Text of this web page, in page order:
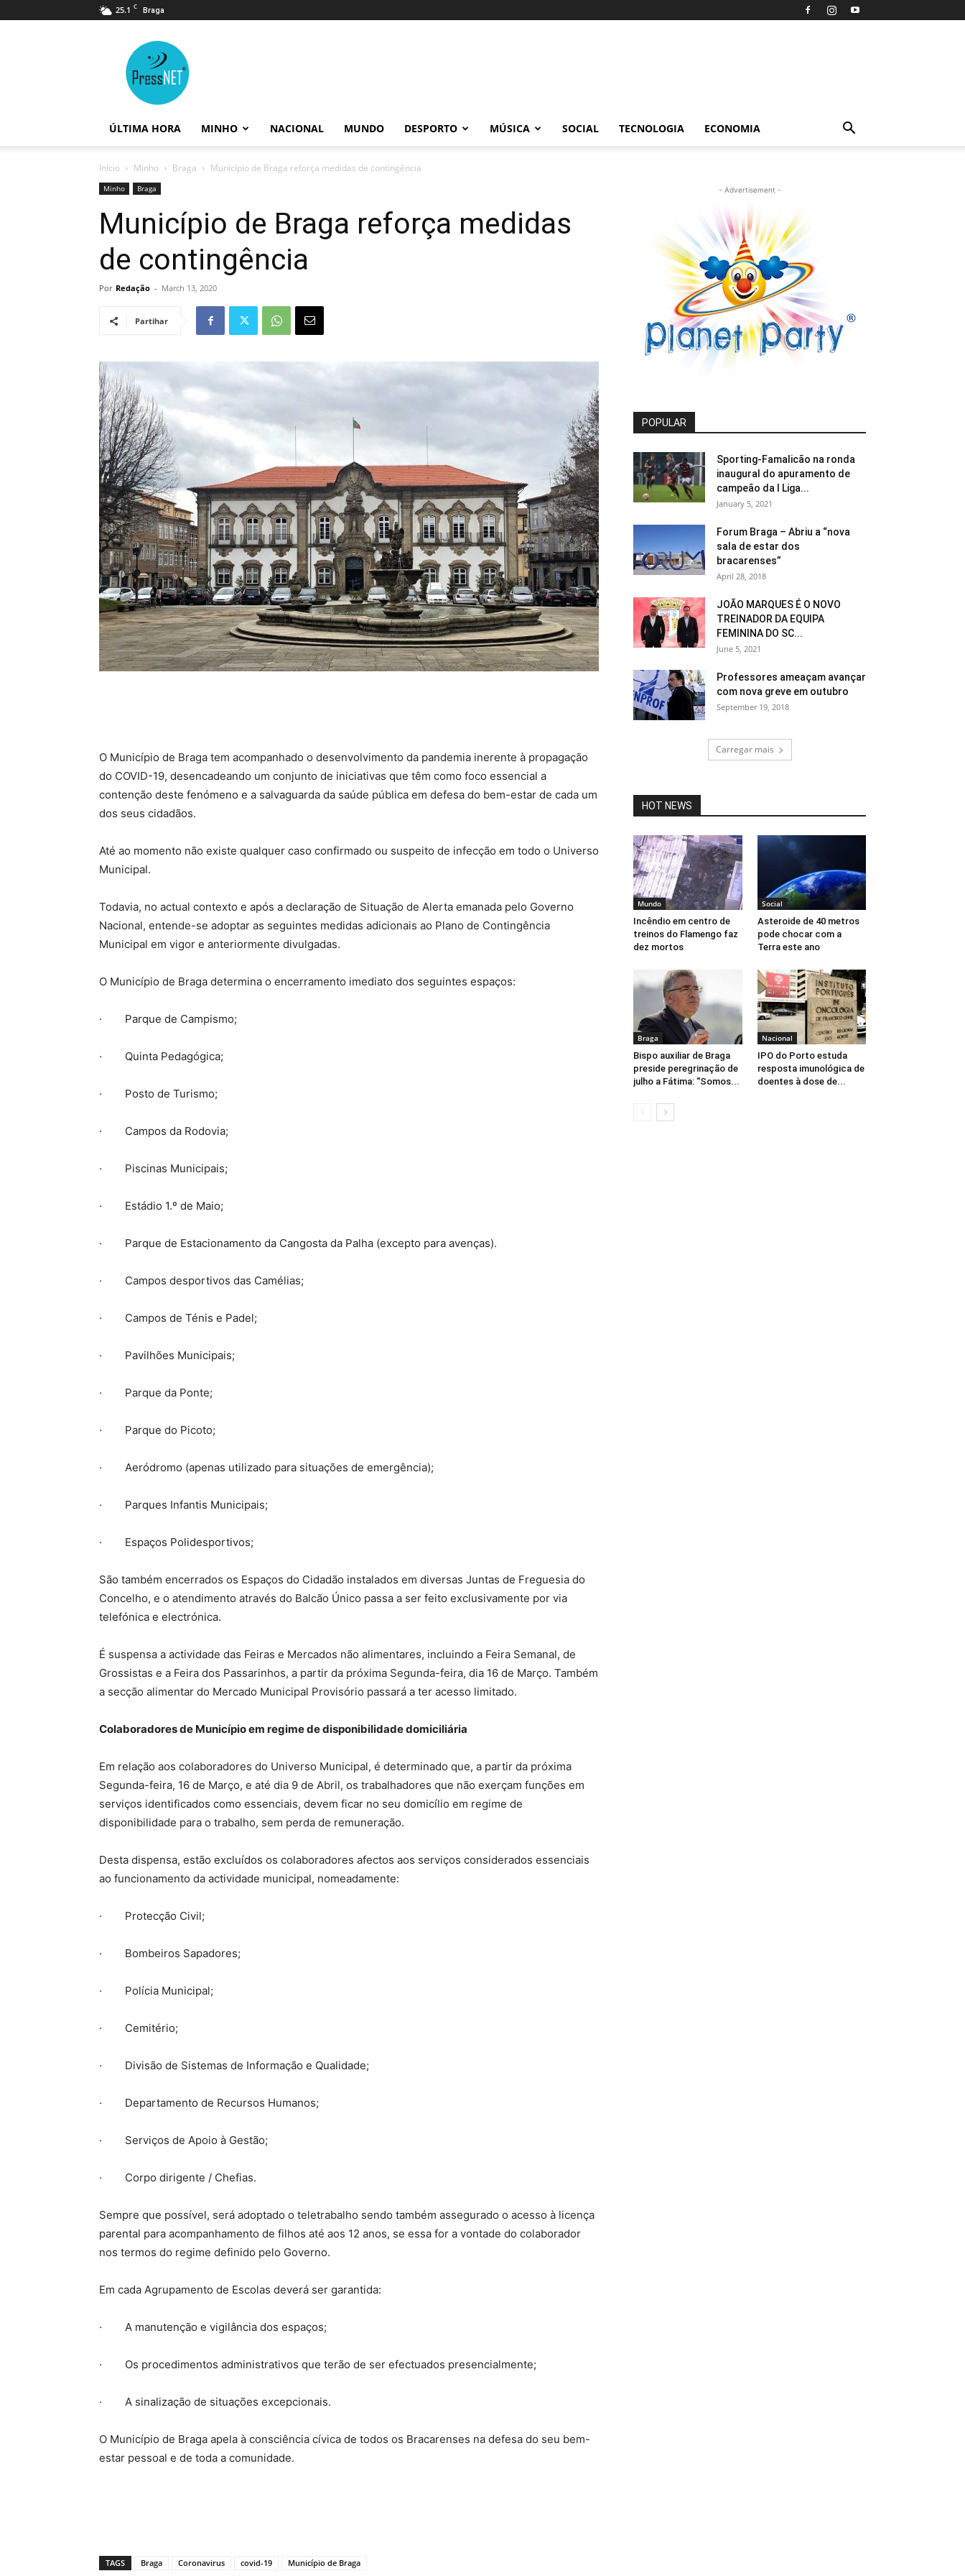
25.1 C Braga
ÚLTIMA HORA MINHO NACIONAL MUNDO DESPORTO MÚSICA SOCIAL TECNOLOGIA ECONOMIA
Início Minho Braga Município de Braga reforça medidas de contingência
Minho Braga
Município de Braga reforça medidas
de contingência
Por Redação - March 13, 2020
Partihar
O Município de Braga tem acompanhado o desenvolvimento da pandemia inerente à propagação
do COVID-19, desencadeando um conjunto de iniciativas que têm como foco essencial a
contenção deste fenómeno e a salvaguarda da saúde pública em defesa do bem-estar de cada um
dos seus cidadãos.
Até ao momento não existe qualquer caso confirmado ou suspeito de infecção em todo o Universo
Municipal.
Todavia, no actual contexto e após a declaração de Situação de Alerta emanada pelo Governo
Nacional, entende-se adoptar as seguintes medidas adicionais ao Plano de Contingência
Municipal em vigor e anteriormente divulgadas.
O Município de Braga determina o encerramento imediato dos seguintes espaços:
· Parque de Campismo;
· Quinta Pedagógica;
· Posto de Turismo;
· Campos da Rodovia;
· Piscinas Municipais;
· Estádio 1.º de Maio;
· Parque de Estacionamento da Cangosta da Palha (excepto para avenças).
· Campos desportivos das Camélias;
· Campos de Ténis e Padel;
· Pavilhões Municipais;
· Parque da Ponte;
· Parque do Picoto;
· Aeródromo (apenas utilizado para situações de emergência);
· Parques Infantis Municipais;
· Espaços Polidesportivos;
São também encerrados os Espaços do Cidadão instalados em diversas Juntas de Freguesia do
Concelho, e o atendimento através do Balcão Único passa a ser feito exclusivamente por via
telefónica e electrónica.
É suspensa a actividade das Feiras e Mercados não alimentares, incluindo a Feira Semanal, de
Grossistas e a Feira dos Passarinhos, a partir da próxima Segunda-feira, dia 16 de Março. Também
a secção alimentar do Mercado Municipal Provisório passará a ter acesso limitado.
Colaboradores de Município em regime de disponibilidade domiciliária
Em relação aos colaboradores do Universo Municipal, é determinado que, a partir da próxima
Segunda-feira, 16 de Março, e até dia 9 de Abril, os trabalhadores que não exerçam funções em
serviços identificados como essenciais, devem ficar no seu domicílio em regime de
disponibilidade para o trabalho, sem perda de remuneração.
Desta dispensa, estão excluídos os colaboradores afectos aos serviços considerados essenciais
ao funcionamento da actividade municipal, nomeadamente:
· Protecção Civil;
· Bombeiros Sapadores;
· Polícia Municipal;
· Cemitério;
· Divisão de Sistemas de Informação e Qualidade;
· Departamento de Recursos Humanos;
· Serviços de Apoio à Gestão;
· Corpo dirigente / Chefias.
Sempre que possível, será adoptado o teletrabalho sendo também assegurado o acesso à licença
parental para acompanhamento de filhos até aos 12 anos, se essa for a vontade do colaborador
nos termos do regime definido pelo Governo.
Em cada Agrupamento de Escolas deverá ser garantida:
· A manutenção e vigilância dos espaços;
· Os procedimentos administrativos que terão de ser efectuados presencialmente;
· A sinalização de situações excepcionais.
O Município de Braga apela à consciência cívica de todos os Bracarenses na defesa do seu bem-
estar pessoal e de toda a comunidade.
TAGS Braga Coronavirus covid-19 Município de Braga
- Advertisement -
POPULAR
Sporting-Famalicão na ronda
inaugural do apuramento de
campeão da I Liga...
January 5, 2021
Forum Braga – Abriu a “nova
sala de estar dos
bracarenses”
April 28, 2018
JOÃO MARQUES É O NOVO
TREINADOR DA EQUIPA
FEMININA DO SC...
June 5, 2021
Professores ameaçam avançar
com nova greve em outubro
September 19, 2018
Carregar mais
HOT NEWS
Mundo
Incêndio em centro de
treinos do Flamengo faz
dez mortos
Social
Asteroide de 40 metros
pode chocar com a
Terra este ano
Braga
Bispo auxiliar de Braga
preside peregrinação de
julho a Fátima: “Somos...
Nacional
IPO do Porto estuda
resposta imunológica de
doentes à dose de...